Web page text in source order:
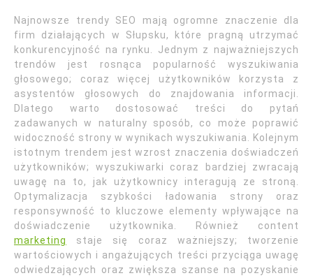
Najnowsze trendy SEO mają ogromne znaczenie dla
firm działających w Słupsku, które pragną utrzymać
konkurencyjność na rynku. Jednym z najważniejszych
trendów jest rosnąca popularność wyszukiwania
głosowego; coraz więcej użytkowników korzysta z
asystentów głosowych do znajdowania informacji.
Dlatego warto dostosować treści do pytań
zadawanych w naturalny sposób, co może poprawić
widoczność strony w wynikach wyszukiwania. Kolejnym
istotnym trendem jest wzrost znaczenia doświadczeń
użytkowników; wyszukiwarki coraz bardziej zwracają
uwagę na to, jak użytkownicy interagują ze stroną.
Optymalizacja szybkości ładowania strony oraz
responsywność to kluczowe elementy wpływające na
doświadczenie użytkownika. Również content
marketing
staje się coraz ważniejszy; tworzenie
wartościowych i angażujących treści przyciąga uwagę
odwiedzających oraz zwiększa szanse na pozyskanie